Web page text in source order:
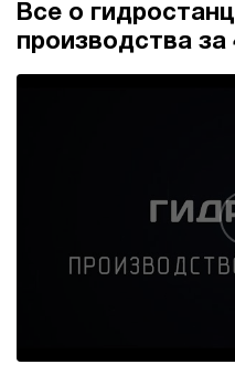
Все о
производства за